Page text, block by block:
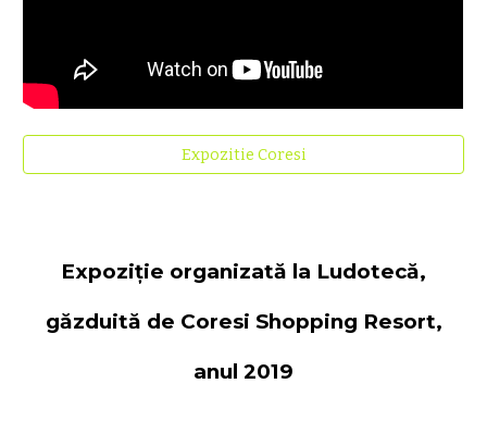
Expozitie Coresi
Expoziție organizată la Ludotecă,
găzduită de Coresi Shopping Resort,
anul 2019